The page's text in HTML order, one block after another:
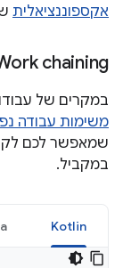
אקספוננציאלית
chaining
במקרים של
משימות עבודה
שמאפשר לכם
במקביל.
Kotlin